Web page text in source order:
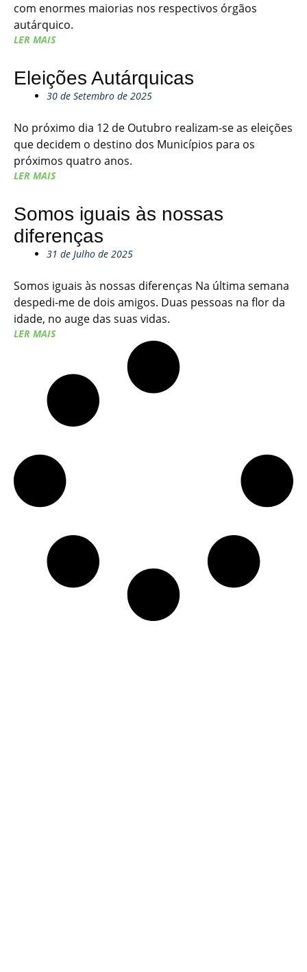
com enormes maiorias nos respectivos órgãos
autárquico.
LER MAIS
Eleições Autárquicas
30 de Setembro de 2025
No próximo dia 12 de Outubro realizam-se as eleições
que decidem o destino dos Municípios para os
próximos quatro anos.
LER MAIS
Somos iguais às nossas
diferenças
31 de Julho de 2025
Somos iguais às nossas diferenças Na última semana
despedi-me de dois amigos. Duas pessoas na flor da
idade, no auge das suas vidas.
LER MAIS